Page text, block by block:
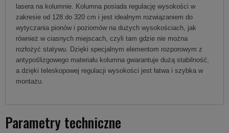
lasera na kolumnie. Kolumna posiada regulację wysokości w
zakresie od 128 do 320 cm i jest idealnym rozwiązaniem do
wytyczania pionów i poziomów na dużych wysokościach, jak
również w ciasnych miejscach, czyli tam gdzie nie można
rozłożyć statywu. Dzięki specjalnym elementom rozporowym z
antypoślizgowego materiału kolumna gwarantuje dużą stabilność,
a dzięki teleskopowej regulacji wysokości jest łatwa i szybka w
montażu.
Parametry techniczne